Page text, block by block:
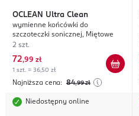
OCLEAN Ultra Clean
wymienne końcówki do
szczoteczki sonicznej, Miętowe
2 szt.
72,99 zł
1 szt. = 36,50 zł
Najniższa cena: 84,99 zł
Niedostępny online